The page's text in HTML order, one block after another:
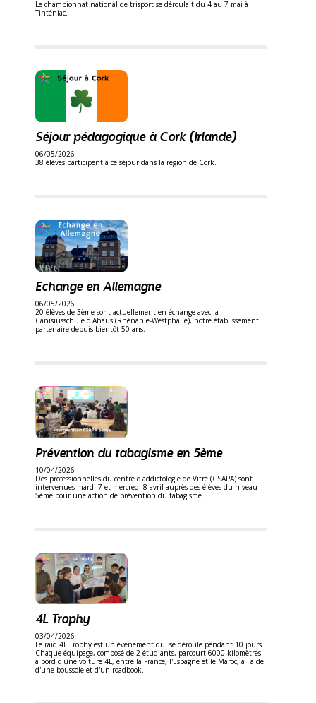
Le championnat national de trisport se déroulait du 4 au 7 mai à
Tinténiac.
Séjour pédagogique à Cork (Irlande)
06/05/2026
38 élèves participent à ce séjour dans la région de Cork.
Echange en Allemagne
06/05/2026
20 élèves de 3ème sont actuellement en échange avec la
Canisiusschule d'Ahaus (Rhénanie-Westphalie), notre établissement
partenaire depuis bientôt 50 ans.
Prévention du tabagisme en 5ème
10/04/2026
Des professionnelles du centre d'addictologie de Vitré (CSAPA) sont
intervenues mardi 7 et mercredi 8 avril auprès des élèves du niveau
5ème pour une action de prévention du tabagisme.
4L Trophy
03/04/2026
Le raid 4L Trophy est un événement qui se déroule pendant 10 jours.
Chaque équipage, composé de 2 étudiants, parcourt 6000 kilomètres
à bord d'une voiture 4L, entre la France, l'Espagne et le Maroc, à l'aide
d'une boussole et d'un roadbook.